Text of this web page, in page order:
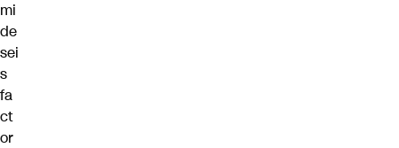
mi
de
sei
s
fa
ct
or